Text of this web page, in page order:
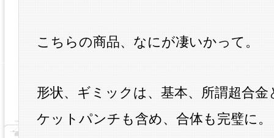
こちらの商品、なにが凄いかって。
形状、ギミックは、基本、所謂超合金
ケットパンチも含め、合体も完璧に。